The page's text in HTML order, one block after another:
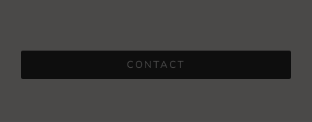
CONTACT